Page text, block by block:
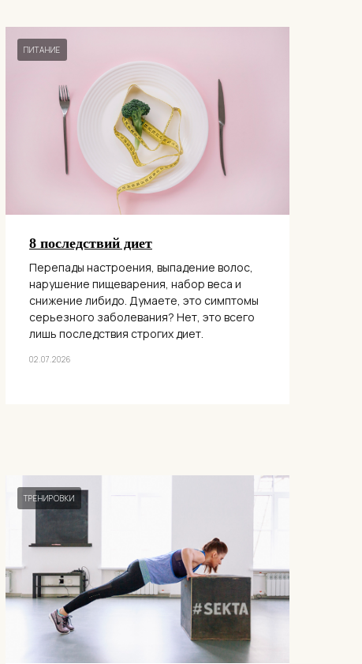
ПИТАНИЕ
8 последствий диет
Перепады настроения, выпадение волос,
нарушение пищеварения, набор веса и
снижение либидо. Думаете, это симптомы
серьезного заболевания? Нет, это всего
лишь последствия строгих диет.
02.07.2026
ТРЕНИРОВКИ